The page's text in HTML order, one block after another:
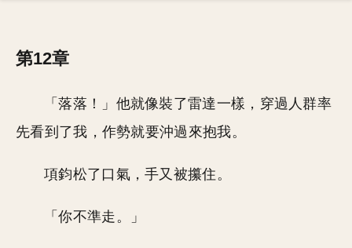
第12章
「落落！」他就像裝了雷達一樣，穿過人群率
先看到了我，作勢就要沖過來抱我。
項鈞松了口氣，手又被攥住。
「你不準走。」